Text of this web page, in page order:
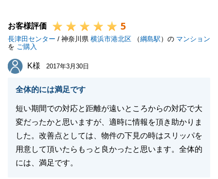
お客様評価 5
長津田センター / 神奈川県 横浜市港北区 （綱島駅）の マンション
を ご購入
K様
K様 2017年3月30日
全体的には満足です
短い期間での対応と距離が遠いところからの対応で大
変だったかと思いますが、適時に情報を頂き助かりま
した。改善点としては、物件の下見の時はスリッパを
用意して頂いたらもっと良かったと思います。全体的
には、満足です。